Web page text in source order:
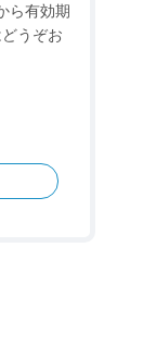
ら有効期
うぞお